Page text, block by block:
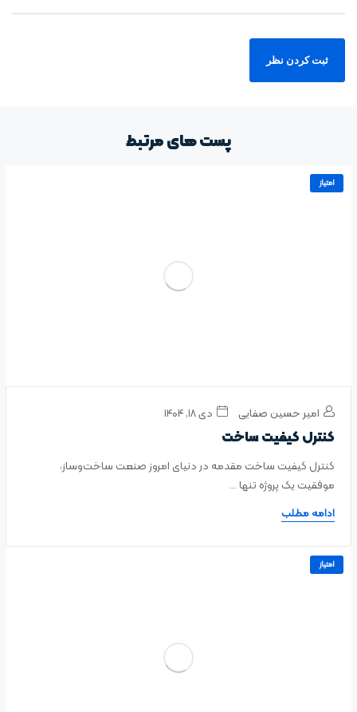
پست های مرتبط
امتیاز
امیر حسین صفایی دی ۱۸, ۱۴۰۴
کنترل کیفیت ساخت
کنترل کیفیت ساخت مقدمه در دنیای امروز صنعت ساخت‌وساز،
موفقیت یک پروژه تنها ...
ادامه مطلب
امتیاز